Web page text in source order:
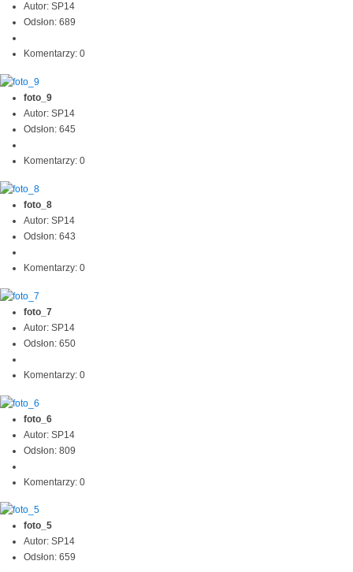
Autor: SP14
Odsłon: 689
Komentarzy: 0
foto_9
Autor: SP14
Odsłon: 645
Komentarzy: 0
foto_8
Autor: SP14
Odsłon: 643
Komentarzy: 0
foto_7
Autor: SP14
Odsłon: 650
Komentarzy: 0
foto_6
Autor: SP14
Odsłon: 809
Komentarzy: 0
foto_5
Autor: SP14
Odsłon: 659